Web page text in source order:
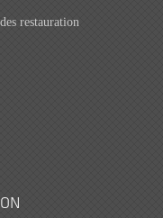
restauration